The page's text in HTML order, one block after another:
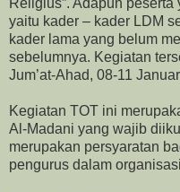
Religius”. Adapun
yaitu kader – kader LDM
kader lama yang belum
sebelumnya. Kegiatan
Jum’at-Ahad, 08-11
Kegiatan TOT ini
Al-Madani yang wajib
merupakan persyaratan
pengurus dalam